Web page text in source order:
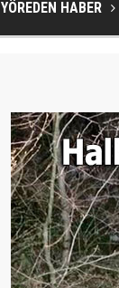
YÖREDEN HABER